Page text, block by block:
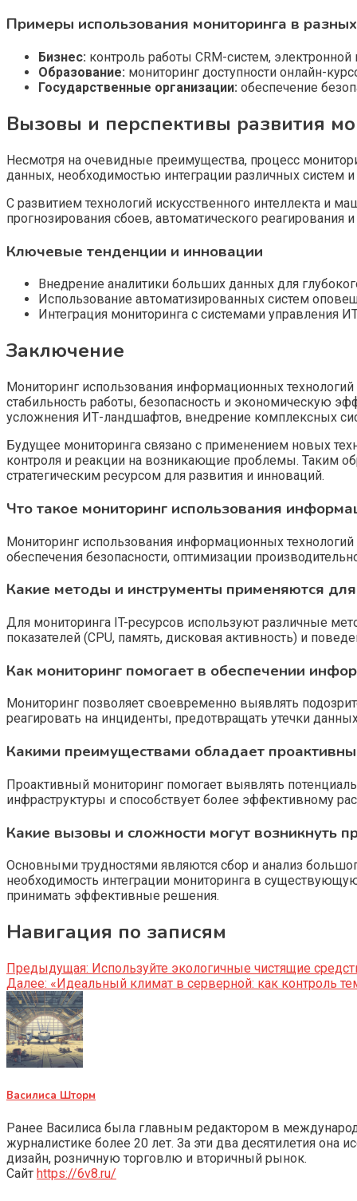
Примеры использования мониторинга в
Бизнес: контроль работы CRM-систем,
Образование: мониторинг доступности онлайн-
Государственные организации: обеспечение
Вызовы и перспективы развития
Несмотря на очевидные преимущества, процесс
данных, необходимостью интеграции различных
С развитием технологий искусственного интеллекта и
прогнозирования сбоев, автоматического
Ключевые тенденции и инновации
Внедрение аналитики больших данных для
Использование автоматизированных систем
Интеграция мониторинга с системами управления
Заключение
Мониторинг использования информационных
стабильность работы, безопасность и экономическую
усложнения ИТ-ландшафтов, внедрение комплексных
Будущее мониторинга связано с применением новых
контроля и реакции на возникающие проблемы. Таким
стратегическим ресурсом для развития и инноваций.
Что такое мониторинг использования
Мониторинг использования информационных
обеспечения безопасности, оптимизации
Какие методы и инструменты применяются
Для мониторинга IT-ресурсов используют различные
показателей (CPU, память, дисковая активность) и
Как мониторинг помогает в обеспечении
Мониторинг позволяет своевременно выявлять
реагировать на инциденты, предотвращать утечки
Какими преимуществами обладает
Проактивный мониторинг помогает выявлять
инфраструктуры и способствует более эффективному
Какие вызовы и сложности могут возникнуть
Основными трудностями являются сбор и анализ
необходимость интеграции мониторинга в
принимать эффективные решения.
Навигация по записям
Предыдущая: Используйте экологичные чистящие
Далее: «Идеальный климат в серверной: как контроль
Василиса Шторм
Ранее Василиса была главным редактором в
журналистике более 20 лет. За эти два десятилетия
дизайн, розничную торговлю и вторичный рынок.
Сайт https://6v8.ru/